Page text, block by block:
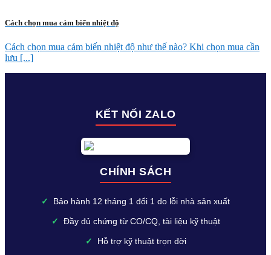
Cách chọn mua cảm biến nhiệt độ
Cách chọn mua cảm biến nhiệt độ như thế nào? Khi chọn mua cần
lưu [...]
KẾT NỐI ZALO
CHÍNH SÁCH
✓ Bảo hành 12 tháng 1 đổi 1 do lỗi nhà sản xuất
✓ Đầy đủ chứng từ CO/CQ, tài liệu kỹ thuật
✓ Hỗ trợ kỹ thuật trọn đời